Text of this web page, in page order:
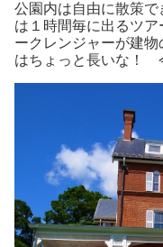
公園内は自由に散策
は１時間毎に出るツ
ークレンジャーが建
はちょっと長いな！